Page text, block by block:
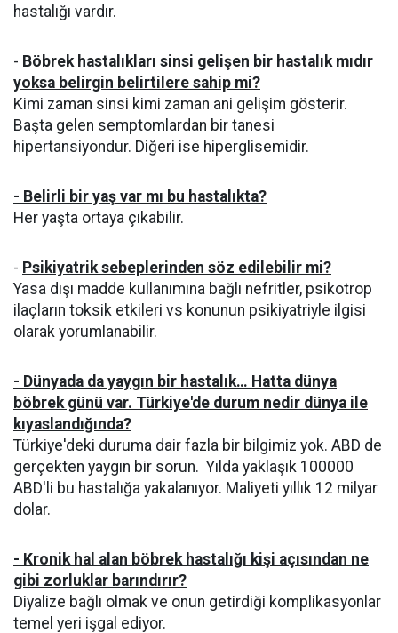
hastalığı vardır.
- Böbrek hastalıkları sinsi gelişen bir hastalık mıdır
yoksa belirgin belirtilere sahip mi?
Kimi zaman sinsi kimi zaman ani gelişim gösterir.
Başta gelen semptomlardan bir tanesi
hipertansiyondur. Diğeri ise hiperglisemidir.
- Belirli bir yaş var mı bu hastalıkta?
Her yaşta ortaya çıkabilir.
- Psikiyatrik sebeplerinden söz edilebilir mi?
Yasa dışı madde kullanımına bağlı nefritler, psikotrop
ilaçların toksik etkileri vs konunun psikiyatriyle ilgisi
olarak yorumlanabilir.
- Dünyada da yaygın bir hastalık… Hatta dünya
böbrek günü var. Türkiye'de durum nedir dünya ile
kıyaslandığında?
Türkiye'deki duruma dair fazla bir bilgimiz yok. ABD de
gerçekten yaygın bir sorun. Yılda yaklaşık 100000
ABD'li bu hastalığa yakalanıyor. Maliyeti yıllık 12 milyar
dolar.
- Kronik hal alan böbrek hastalığı kişi açısından ne
gibi zorluklar barındırır?
Diyalize bağlı olmak ve onun getirdiği komplikasyonlar
temel yeri işgal ediyor.